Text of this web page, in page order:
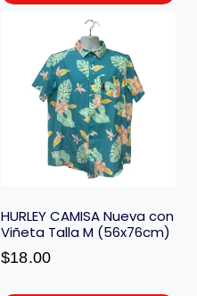
HURLEY CAMISA Nueva con
Viñeta Talla M (56x76cm)
$18.00